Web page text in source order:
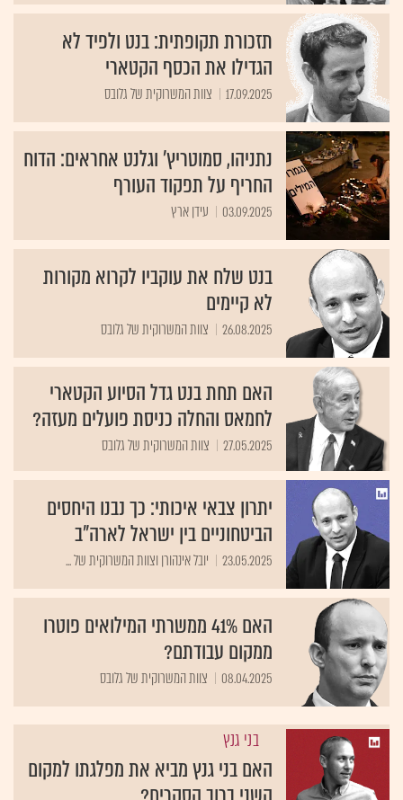
תזכורת תקופתית: בנט ולפיד לא
הגדילו את הכסף הקטארי
17.09.2025 צוות המשרוקית של גלובס
נתניהו, סמוטריץ' וגלנט אחראים: הדוח
החריף על תפקוד העורף
03.09.2025 עידן ארץ
בנט שלח את עוקביו לקרוא מקורות
לא קיימים
26.08.2025 צוות המשרוקית של גלובס
האם תחת בנט גדל הסיוע הקטארי
לחמאס והחלה כניסת פועלים מעזה?
27.05.2025 צוות המשרוקית של גלובס
יתרון צבאי איכותי: כך נבנו היחסים
הביטחוניים בין ישראל לארה"ב
23.05.2025 יובל אינהורן וצוות המשרוקית של ...
האם 41% ממשרתי המילואים פוטרו
ממקום עבודתם?
08.04.2025 צוות המשרוקית של גלובס
בני גנץ
האם בני גנץ מביא את מפלגתו למקום